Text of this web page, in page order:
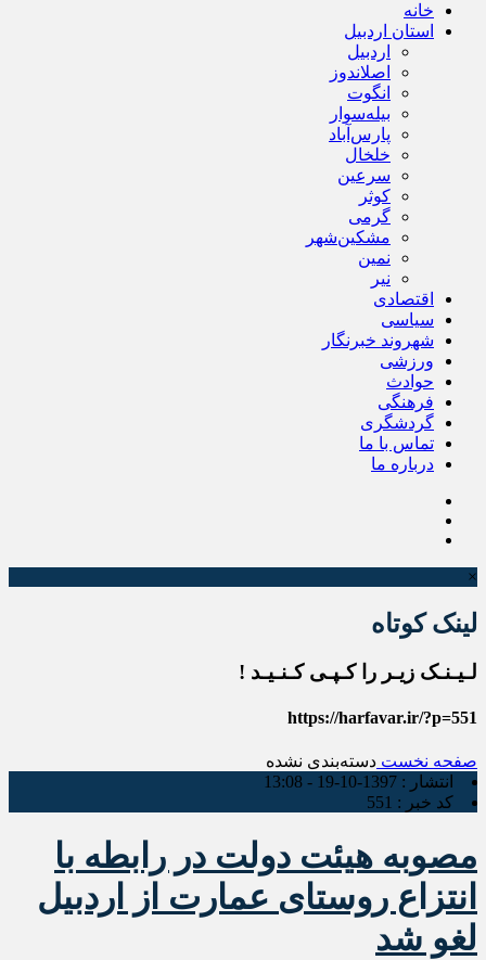
خانه
استان اردبیل
اردبیل
اصلاندوز
انگوت
بیله‌سوار
پارس‌آباد
خلخال
سرعین
کوثر
گرمی
مشکین‌شهر
نمین
نیر
اقتصادی
سیاسی
شهروند خبرنگار
ورزشی
حوادث
فرهنگی
گردشگری
تماس با ما
درباره ما
×
لینک کوتاه
لـیـنـک زیـر را کـپـی کـنـیـد !
https://harfavar.ir/?p=551
صفحه نخست دسته‌بندی نشده
انتشار : 1397-10-19 - 13:08
کد خبر : 551
مصوبه هیئت دولت در رابطه با
انتزاع روستای عمارت از اردبیل
لغو شد